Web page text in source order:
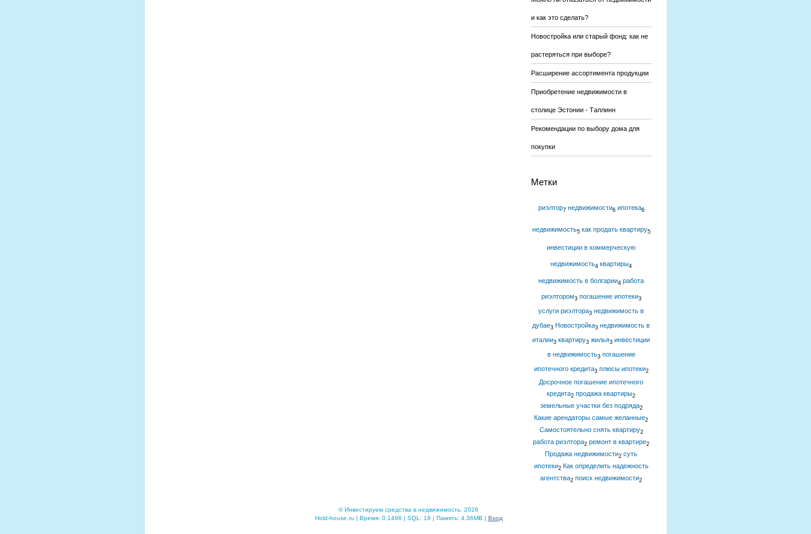
и как это сделать?
Новостройка или старый фонд: как не
растеряться при выборе?
Расширение ассортимента продукции
Приобретение недвижимости в
столице Эстонии - Таллинн
Рекомендации по выбору дома для
покупки
Метки
риэлтор7 недвижимости6 ипотека6
недвижимость5 как продать квартиру5
инвестиции в коммерческую
недвижимость4 квартиры4
недвижимость в болгарии4 работа
риэлтором3 погашение ипотеки3
услуги риэлтора3 недвижимость в
дубае3 Новостройка3 недвижимость в
италии3 квартиру3 жилья3 инвестиции
в недвижимость3 погашение
ипотечного кредита3 плюсы ипотеки2
Досрочное погашение ипотечного
кредита2 продажа квартиры2
земельные участки без подряда2
Какие арендаторы самые желанные2
Самостоятельно снять квартиру2
работа риэлтора2 ремонт в квартире2
Продажа недвижимости2 суть
ипотеки2 Как определить надежность
агентства2 поиск недвижимости2
© Инвестируем средства в недвижимость, 2026
Hold-house.ru | Время: 0.1496 | SQL: 16 | Память: 4.36MB | Вход